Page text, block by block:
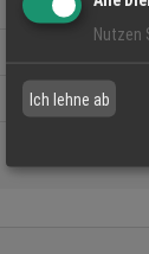
UNTER
07822
Nutzen
Ich lehne ab